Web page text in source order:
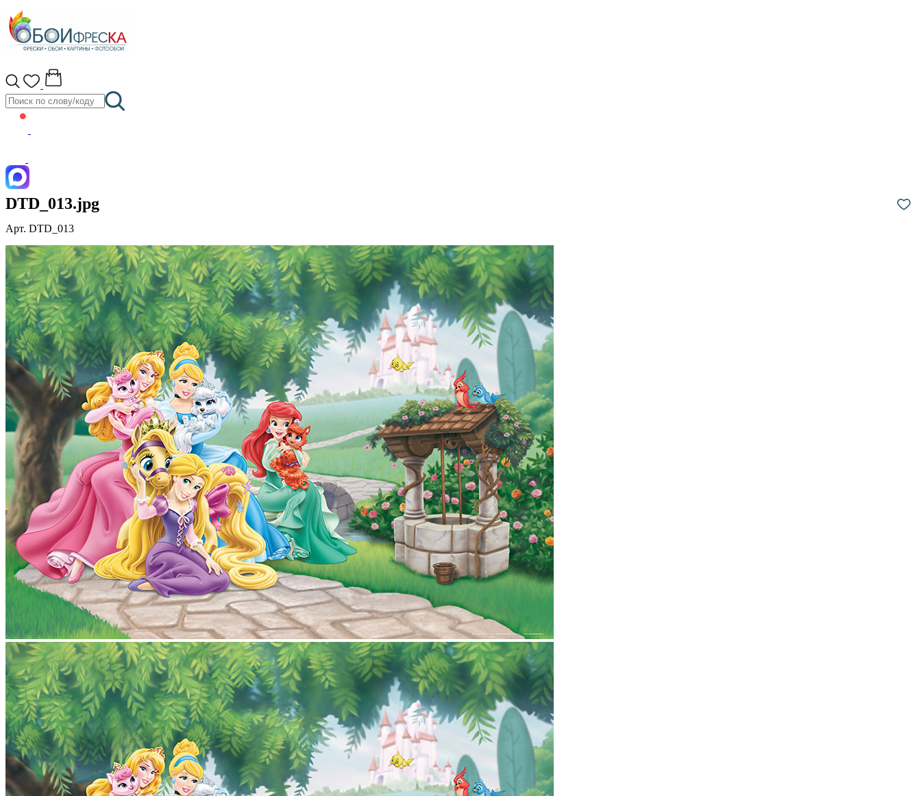
DTD_013.jpg
Арт. DTD_013